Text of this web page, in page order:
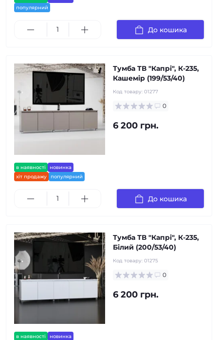
популярний
До кошика
в наявності
новинка
хіт продажу
популярний
Тумба ТВ "Капрі", К-235,
Кашемір (199/53/40)
Код товару: 01277
0
6 200 грн.
До кошика
в наявності
новинка
Тумба ТВ "Капрі", К-235,
Білий (200/53/40)
Код товару: 01275
0
6 200 грн.